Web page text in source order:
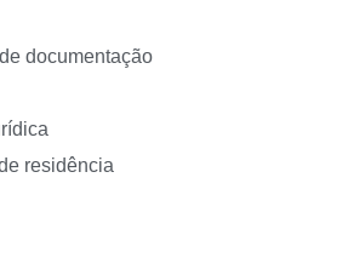
documentação
residência